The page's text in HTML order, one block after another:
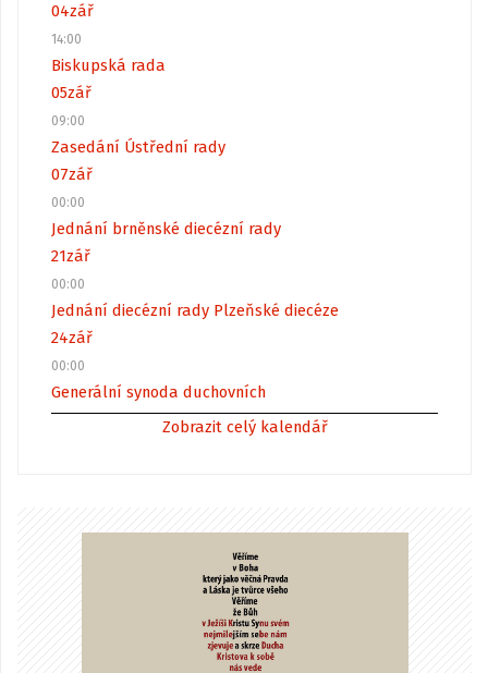
04zář
14:00
Biskupská rada
05zář
09:00
Zasedání Ústřední rady
07zář
00:00
Jednání brněnské diecézní rady
21zář
00:00
Jednání diecézní rady Plzeňské diecéze
24zář
00:00
Generální synoda duchovních
Zobrazit celý kalendář